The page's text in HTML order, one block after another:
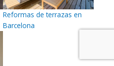
Reformas de terrazas en
Barcelona